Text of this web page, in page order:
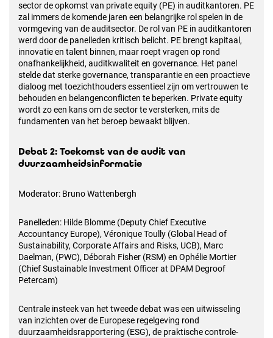
sector de opkomst van private equity (PE) in auditkantoren. PE
zal immers de komende jaren een belangrijke rol spelen in de
vormgeving van de auditsector. De rol van PE in auditkantoren
werd door de panelleden kritisch belicht. PE brengt kapitaal,
innovatie en talent binnen, maar roept vragen op rond
onafhankelijkheid, auditkwaliteit en governance. Het panel
stelde dat sterke governance, transparantie en een proactieve
dialoog met toezichthouders essentieel zijn om vertrouwen te
behouden en belangenconflicten te beperken. Private equity
wordt zo een kans om de sector te versterken, mits de
fundamenten van het beroep bewaakt blijven.
Debat 2: Toekomst van de audit van
duurzaamheidsinformatie
Moderator: Bruno Wattenbergh
Panelleden: Hilde Blomme (Deputy Chief Executive
Accountancy Europe), Véronique Toully (Global Head of
Sustainability, Corporate Affairs and Risks, UCB), Marc
Daelman, (PWC), Déborah Fisher (RSM) en Ophélie Mortier
(Chief Sustainable Investment Officer at DPAM Degroof
Petercam)
Centrale insteek van het tweede debat was een uitwisseling
van inzichten over de Europese regelgeving rond
duurzaamheidsrapportering (ESG), de praktische controle-